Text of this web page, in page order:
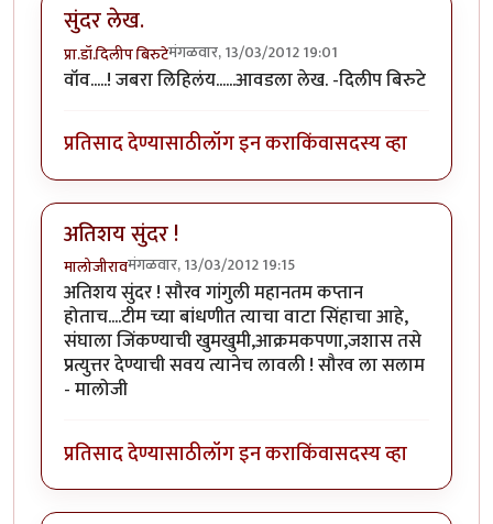
सुंदर लेख.
प्रा.डॉ.दिलीप बिरुटेमंगळवार, 13/03/2012 19:01
वॉव.....! जबरा लिहिलंय......आवडला लेख. -दिलीप बिरुटे
प्रतिसाद देण्यासाठीलॉग इन कराकिंवासदस्य व्हा
अतिशय सुंदर !
मालोजीरावमंगळवार, 13/03/2012 19:15
अतिशय सुंदर ! सौरव गांगुली महानतम कप्तान
होताच....टीम च्या बांधणीत त्याचा वाटा सिंहाचा आहे,
संघाला जिंकण्याची खुमखुमी,आक्रमकपणा,जशास तसे
प्रत्युत्तर देण्याची सवय त्यानेच लावली ! सौरव ला सलाम
- मालोजी
प्रतिसाद देण्यासाठीलॉग इन कराकिंवासदस्य व्हा